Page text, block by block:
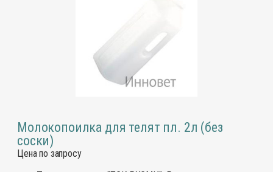
Молокопоилка для телят пл. 2л (без
соски)
Цена по запросу